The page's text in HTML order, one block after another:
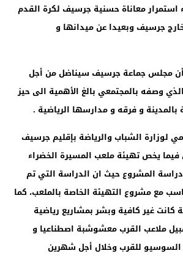
استمرار معاناة حسنية جرسيف لكرة القدم
جرسيف وبعيدا عن ميدانها و
مجلس جماعة جرسيف سيناضل من أجل
وصفه بالمجتمعي بالغ الأهمية الى حيز
بالمدينة و فرقه و مدارسها الرياضية .
لوزارة الشباب والرياضة بإقليم جرسيف
فيما يخص تهيئة ملعب المسيرة الخضراء
المشروع حيث ان الدراسة التي تم
مع مشروع التهيئة الخاصة بالملعب، كما
كانت غير كافية وبشر بمشاريع رياضية
ملاعب القرب معشوشبة اصطناعيا و
للقرب وخلال أجل شهرين